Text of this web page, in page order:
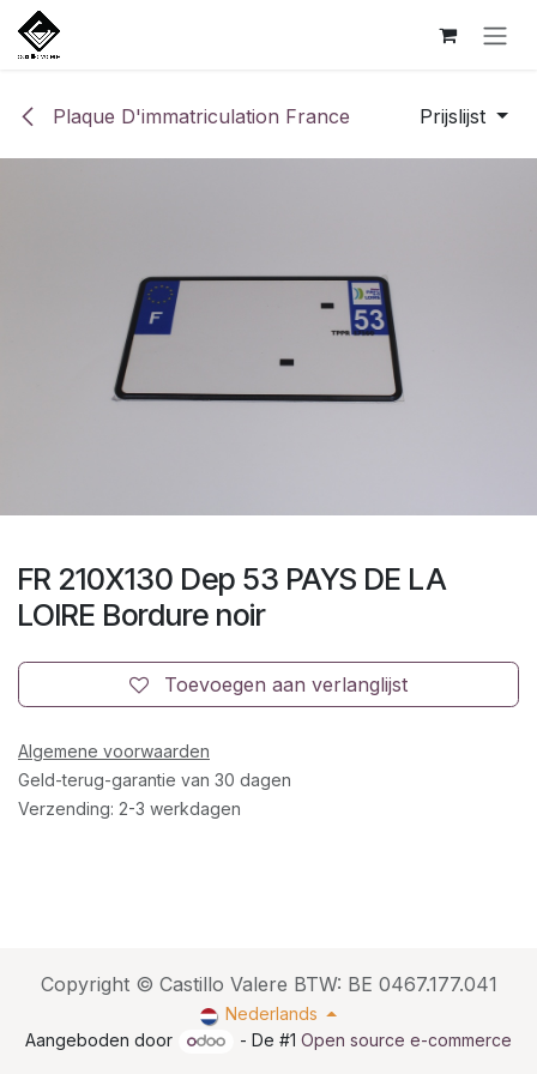
Overslaan naar inhoud
Plaque D'immatriculation France Prijslijst
FR 210X130 Dep 53 PAYS DE LA
LOIRE Bordure noir
Toevoegen aan verlanglijst
Algemene voorwaarden
Geld-terug-garantie van 30 dagen
Verzending: 2-3 werkdagen
Copyright © Castillo Valere BTW: BE 0467.177.041
Nederlands
Aangeboden door
- De #1Open source e-commerce